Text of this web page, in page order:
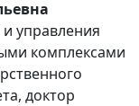
управления
комплексами
доктор